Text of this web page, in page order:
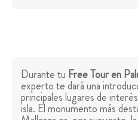
Durante tu Free Tour en
experto te dará una
principales lugares de
isla. El monumento más